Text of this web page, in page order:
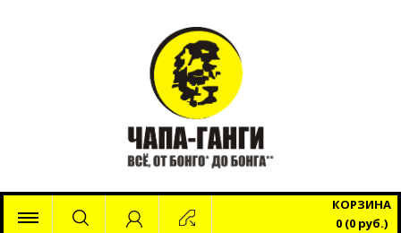
КОРЗИНА
0 (0 руб.)